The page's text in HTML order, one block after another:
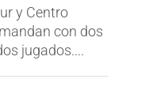
y Centro
con dos
jugados....